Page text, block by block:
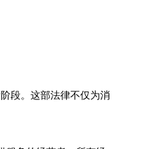
段。这部法律不仅为消